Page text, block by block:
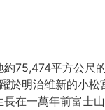
75,474平方公尺
於明治维新的小松
在一萬年前富士